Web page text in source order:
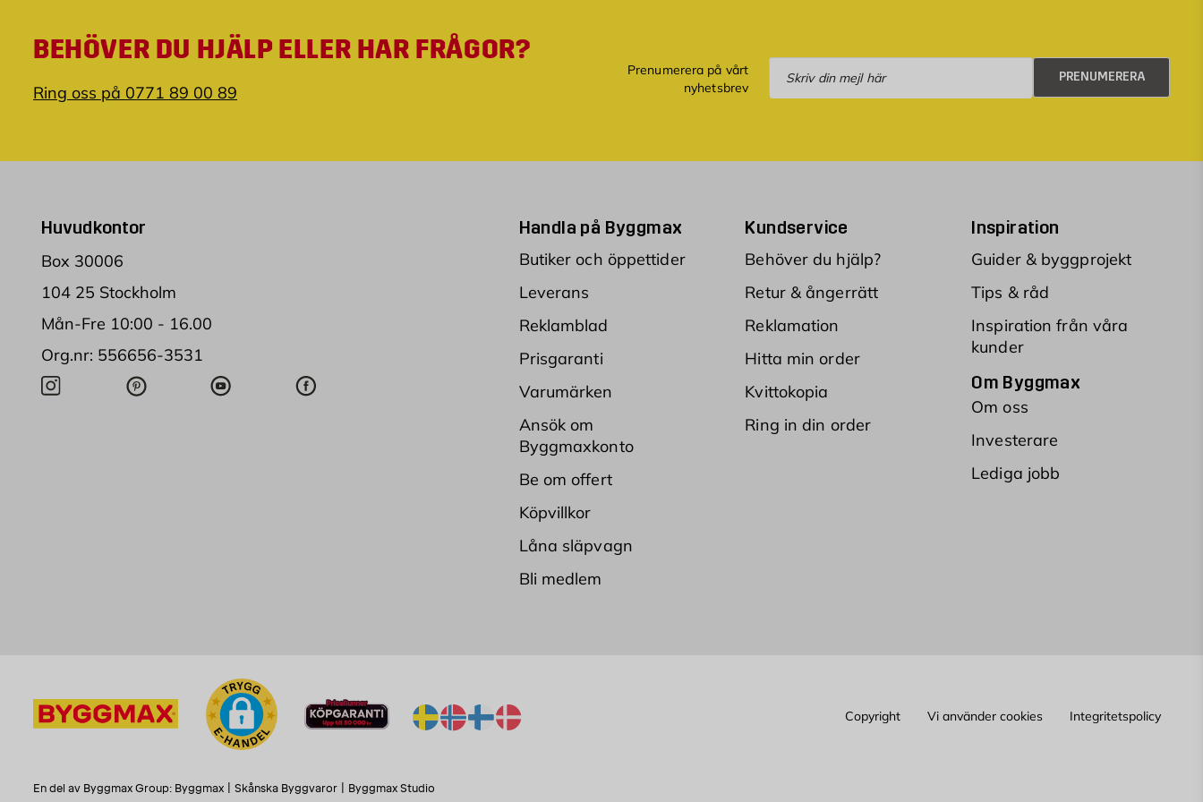
BEHÖVER DU HJÄLP ELLER HAR FRÅGOR?
Ring oss på 0771 89 00 89
Prenumerera på vårt
nyhetsbrev
Prenumerera
PRENUMERERA
Huvudkontor
Box 30006
104 25 Stockholm
Mån-Fre 10:00 - 16.00
Org.nr: 556656-3531
Handla på Byggmax
Butiker och öppettider
Leverans
Reklamblad
Prisgaranti
Varumärken
Ansök om
Byggmaxkonto
Be om offert
Köpvillkor
Låna släpvagn
Bli medlem
Kundservice
Behöver du hjälp?
Retur & ångerrätt
Reklamation
Hitta min order
Kvittokopia
Ring in din order
Inspiration
Guider & byggprojekt
Tips & råd
Inspiration från våra
kunder
Om Byggmax
Om oss
Investerare
Lediga jobb
Copyright Vi använder cookies Integritetspolicy
En del av Byggmax Group: Byggmax Skånska Byggvaror Byggmax Studio